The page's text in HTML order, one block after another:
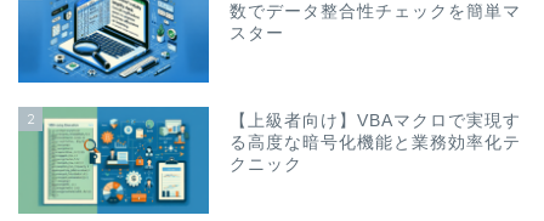
数でデータ整合性チェックを簡単マ
スター
2
【上級者向け】VBAマクロで実現す
る高度な暗号化機能と業務効率化テ
クニック